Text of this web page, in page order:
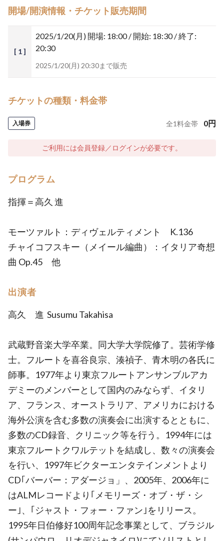
開場/開演情報・チケット販売期間
[ 1 ]
2025/1/20(月) 開場: 18:00 / 開始: 18:30 / 終了:
20:30
2025/1/20(月) 20:30まで販売
チケットの種類・料金帯
入場券 全1料金帯 0円
ご利用には会員登録／ログインが必要です。
プログラム
指揮＝高久 進
モーツァルト：ディヴェルティメント K.136
チャイコフスキー（メイール編曲）：イタリア奇想
曲 Op.45 他
出演者
高久 進 Susumu Takahisa
武蔵野音楽大学卒業。同大学大学院修了。芸術学修
士。フルートを喜谷良宗、湊禎子、青木明の各氏に
師事。1977年より東京フルートアンサンブルアカ
デミーのメンバーとして国内のみならず、イタリ
ア、フランス、オーストラリア、アメリカにおける
海外公演を含む多数の演奏会に出演するとともに、
多数のCD録音、クリニック等を行う。1994年には
東京フルートクワルテットを結成し、数々の演奏会
を行い、1997年ビクターエンタテインメントより
CD｢バーバー：アダージョ」、2005年、2006年に
はALMレコードより｢メモリーズ・オブ・ザ・シ
ー｣、｢ジャスト・フォー・ファン｣をリリース。
1995年日伯修好100周年記念事業として、ブラジル